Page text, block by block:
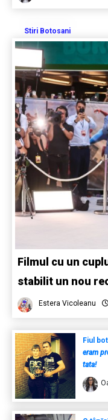
Stiri Botosani
Filmul cu un
stabilit un nou
Estera Vicoleanu
Fiul
eram
tata!